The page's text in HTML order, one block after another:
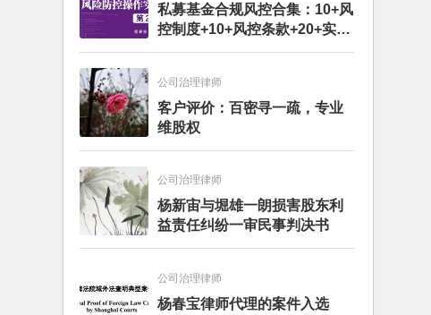
私募基金合规风控合集：10+风
控制度+10+风控条款+20+实务
文章+每月动态
公司治理律师
客户评价：百密寻一疏，专业
维股权
公司治理律师
杨新宙与堀雄一朗损害股东利
益责任纠纷一审民事判决书
公司治理律师
杨春宝律师代理的案件入选